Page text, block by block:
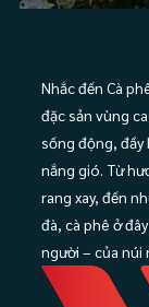
Nhắc đến Cà
đặc sản vùng
sống động, đầy
nắng gió. Từ
rang xay, đến
đà, cà phê ở
người – của núi